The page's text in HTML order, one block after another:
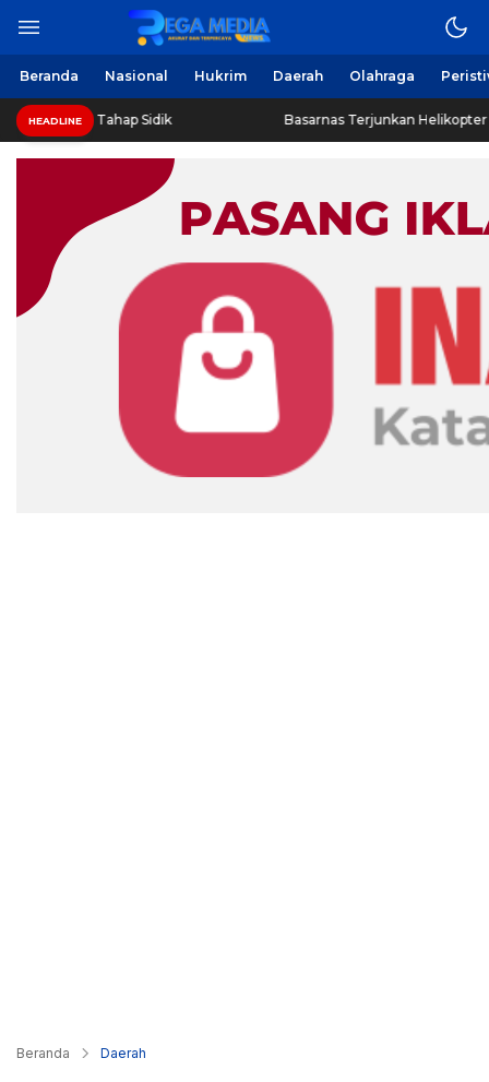
Beranda Nasional Hukrim Daerah Olahraga
HEADLINE
Tahap Sidik Basarnas Terjunkan Helikopter Sisir
Beranda Daerah